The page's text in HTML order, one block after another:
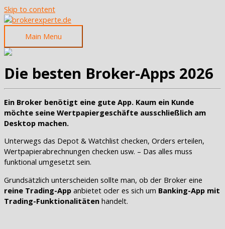
Skip to content
Main Menu
Die besten Broker-Apps 2026
Ein Broker benötigt eine gute App. Kaum ein Kunde
möchte seine Wertpapiergeschäfte ausschließlich am
Desktop machen.
Unterwegs das Depot & Watchlist checken, Orders erteilen,
Wertpapierabrechnungen checken usw. – Das alles muss
funktional umgesetzt sein.
Grundsätzlich unterscheiden sollte man, ob der Broker eine
reine Trading-App anbietet oder es sich um Banking-App mit
Trading-Funktionalitäten handelt.